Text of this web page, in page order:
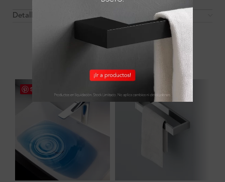
Detalles y Material
OTROS PRODUCTOS QUE PUEDEN
INTERESARTE
Save